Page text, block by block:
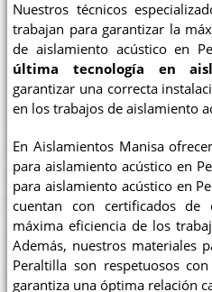
Nuestros técnicos
trabajan para garantizar la
de aislamiento acústico en
última tecnología en
garantizar una correcta
en los trabajos de aislamiento
En Aislamientos Manisa
para aislamiento acústico en
para aislamiento acústico en
cuentan con certificados de
máxima eficiencia de los
Además, nuestros materiales
Peraltilla son respetuosos
garantiza una óptima relación